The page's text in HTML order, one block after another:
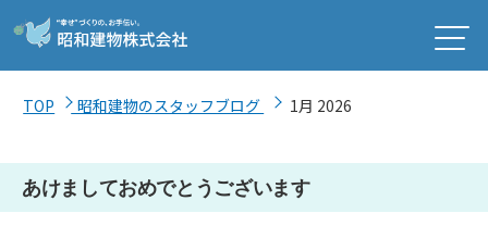
TOP 昭和建物のスタッフブログ 1月 2026
あけましておめでとうございます